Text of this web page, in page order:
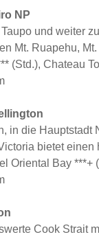
NP
und weiter
Mt. Ruapehu,
(Std.), Chateau
in die Hauptstadt
bietet
Oriental Bay ***+
Cook Strait